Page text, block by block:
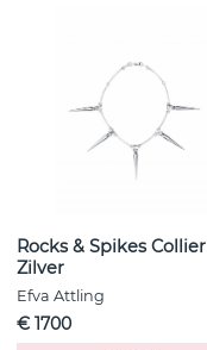
Rocks & Spikes Collier
Zilver
Efva Attling
€ 1700